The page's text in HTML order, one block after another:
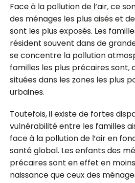
Face à la pollution de l’air, ce
des ménages les plus aisés et
sont les plus exposés. Les
résident souvent dans de
se concentre la pollution
familles les plus précaires sont,
situées dans les zones les plus
urbaines.
Toutefois, il existe de fortes
vulnérabilité entre les familles
face à la pollution de l’air en
santé global. Les enfants des
précaires sont en effet en
naissance que ceux des